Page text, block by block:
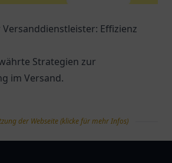
Effizienz
Strategien zur
im Versand.
der Webseite (klicke für mehr Infos)